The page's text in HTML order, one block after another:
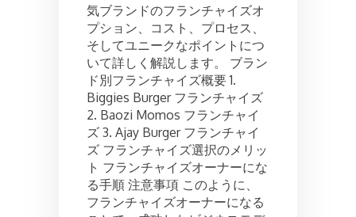
気ブランドのフランチャイズオ
プション、コスト、プロセス、
そしてユニークなポイントにつ
いて詳しく解説します。 ブラン
ド別フランチャイズ概要 1.
Biggies Burger フランチャイズ
2. Baozi Momos フランチャイ
ズ 3. Ajay Burger フランチャイ
ズ フランチャイズ選択のメリッ
ト フランチャイズオーナーにな
る手順 注意事項 このように、
フランチャイズオーナーになる